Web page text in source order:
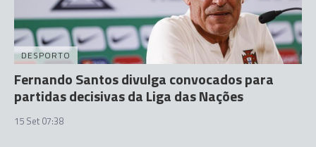
DESPORTO
Fernando Santos divulga convocados para
partidas decisivas da Liga das Nações
15 Set 07:38